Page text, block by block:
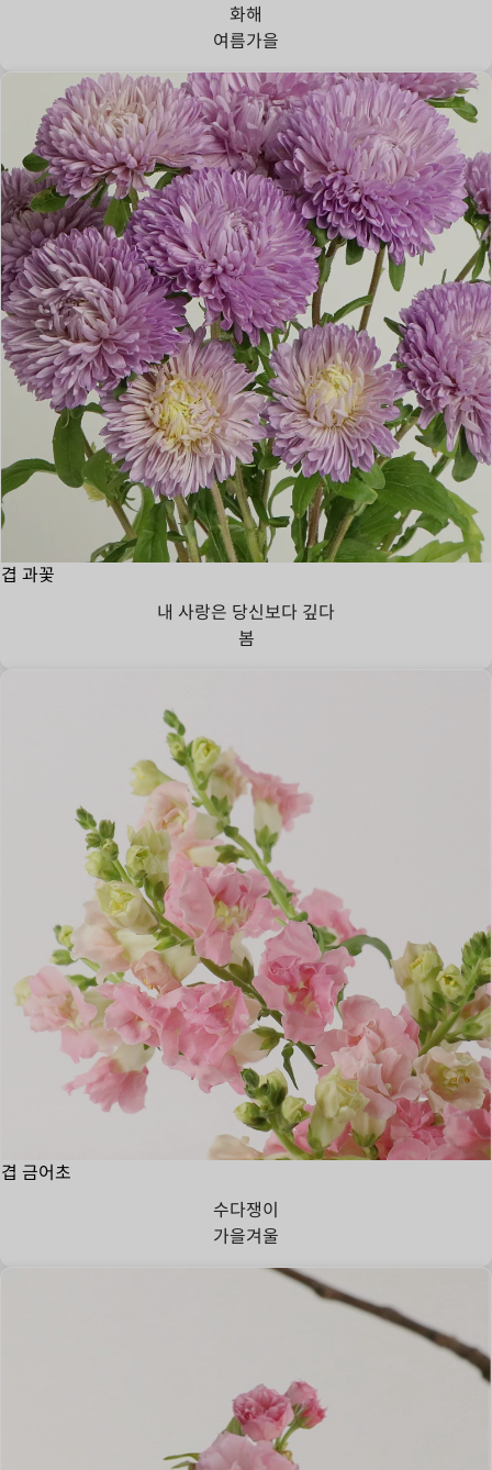
화해
여름가을
겹 과꽃
내 사랑은 당신보다 깊다
봄
겹 금어초
수다쟁이
가을겨울